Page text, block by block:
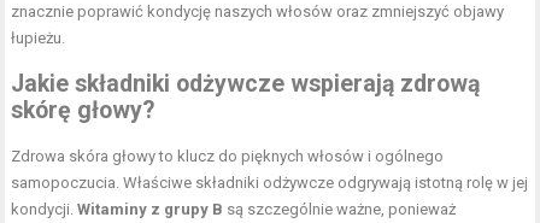
znacznie poprawić kondycję naszych włosów oraz zmniejszyć objawy
łupieżu.
Jakie składniki odżywcze wspierają zdrową
skórę głowy?
Zdrowa skóra głowy to klucz do pięknych włosów i ogólnego
samopoczucia. Właściwe składniki odżywcze odgrywają istotną rolę w jej
kondycji.Witaminy z grupy B są szczególnie ważne, ponieważ